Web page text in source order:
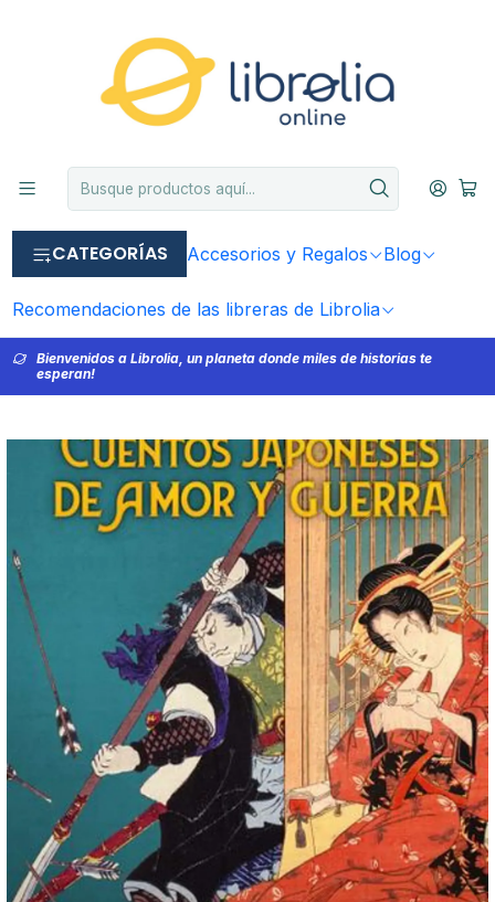
CATEGORÍAS Accesorios y Regalos Blog
Recomendaciones de las libreras de Librolia
Bienvenidos a Librolia, un planeta donde miles de historias te
esperan!